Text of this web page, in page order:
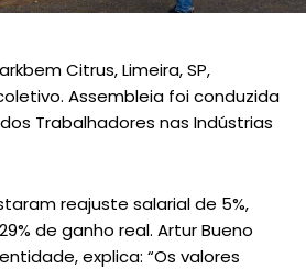
Citrus, Limeira, SP,
Assembleia foi conduzida
Trabalhadores nas Indústrias
reajuste salarial de 5%,
de ganho real. Artur Bueno
explica: “Os valores